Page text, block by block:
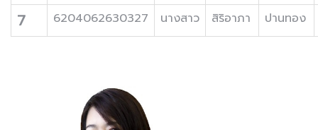
7 6204062630327 นางสาว สิริอาภา ปานทอง